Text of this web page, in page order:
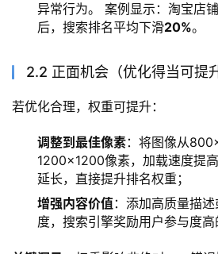
异常行为。 案例显示：淘宝店
后，搜索排名平均下滑20%。
2.2 正面机会（优化得当可提
若优化合理，权重可提升：
调整到最佳像素：将图像从
1200×1200像素，加载速度提高
延长，直接提升排名权重；
增强内容价值：添加高质量描
度，搜索引擎奖励用户参与度高